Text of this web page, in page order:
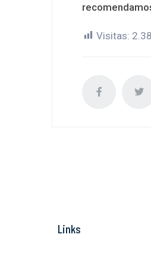
Visitas:
Links